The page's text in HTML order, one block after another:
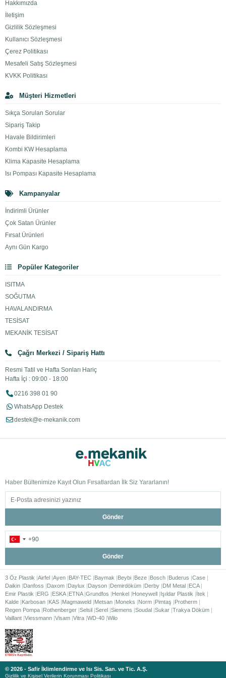
Hakkımızda
İletişim
Gizlilik Sözleşmesi
Kullanıcı Sözleşmesi
Çerez Politikası
Mesafeli Satış Sözleşmesi
KVKK Politikası
Müşteri Hizmetleri
Sıkça Sorulan Sorular
Sipariş Takip
Havale Bildirimleri
Kombi KW Hesaplama
Klima Kapasite Hesaplama
Isı Pompası Kapasite Hesaplama
Kampanyalar
İndirimli Ürünler
Çok Satan Ürünler
Fırsat Ürünleri
Aynı Gün Kargo
Popüler Kategoriler
ISITMA
SOĞUTMA
HAVALANDIRMA
TESİSAT
MEKANİK TESİSAT
Çağrı Merkezi / Sipariş Hattı
Resmi Tatil ve Hafta Sonları Hariç
Hafta İçi : 09:00 - 18:00
0216 398 01 90
WhatsApp Destek
destek@e-mekanik.com
Haber Bültenimize Kayıt Olun Fırsatlardan İlk Siz Yararlanın!
Gönder
Gönder
3 Öz Plastik Airfel Ayen BAY-TEC Baymak Beybi Beze Bosch Buderus Case
Daikin Danfoss Daxom Daylux Dayson Demirdöküm Derby DM Metal ECA
Emir Plastik
ERG ESKA ETNA Grundfos Henkel Honeywell Işıldar Plastik
İtek
Kalde Karbosan KAS Magmaweld Metsan Moneks Norm Pimtaş
Protherm
Regen Pompa Rothenberger Selsil Serel Siemens Soudal Sukar Trakya Döküm
Vaillant Viessmann Visam Vitra WD-40 Wilo
© 2026 - Safir İklimlendirme ve Isı Sis. San. ve Tic. A.Ş.
Gizlilik ve Kişisel Verilerin Korunması Politikası